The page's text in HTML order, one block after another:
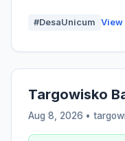
#DesaUnicum View
Targowisko
Aug 8, 2026 •